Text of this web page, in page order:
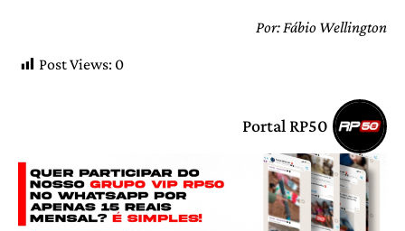
Por: Fábio Wellington
Post Views: 0
Portal RP50